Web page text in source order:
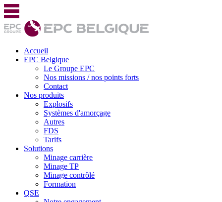
Accueil
EPC Belgique
Le Groupe EPC
Nos missions / nos points forts
Contact
Nos produits
Explosifs
Systèmes d'amorçage
Autres
FDS
Tarifs
Solutions
Minage carrière
Minage TP
Minage contrôlé
Formation
QSE